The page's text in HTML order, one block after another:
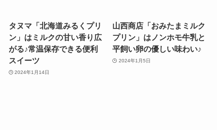
タヌマ「北海道みるくプリ
ン」はミルクの甘い香り広
がる♪常温保存できる便利
スイーツ
2024年1月14日
山西商店「おみたまミルク
プリン」はノンホモ牛乳と
平飼い卵の優しい味わい♪
2024年1月5日